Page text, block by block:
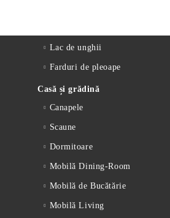
Lac de unghii
Farduri de pleoape
Casă și grădină
Canapele
Scaune
Dormitoare
Mobilă Dining-Room
Mobilă de Bucătărie
Mobilă Living